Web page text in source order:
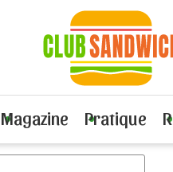
Magazine Pratique
votre fraise